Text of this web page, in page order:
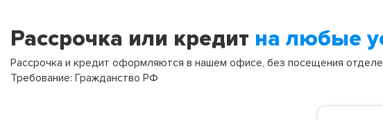
Рассрочка или кредит на любые
Рассрочка и кредит оформляются в нашем офисе, без посещения
Требование: Гражданство РФ